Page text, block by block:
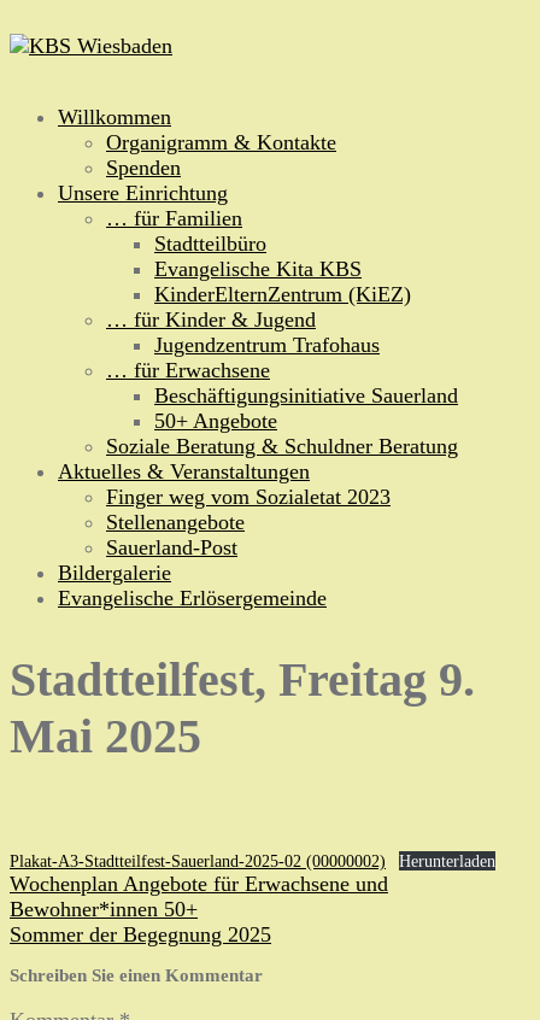
Inhalt
Willkommen
Organigramm & Kontakte
Spenden
Unsere Einrichtung
… für Familien
Stadtteilbüro
Evangelische Kita KBS
KinderElternZentrum (KiEZ)
… für Kinder & Jugend
Jugendzentrum Trafohaus
… für Erwachsene
Beschäftigungsinitiative Sauerland
50+ Angebote
Soziale Beratung & Schuldner Beratung
Aktuelles & Veranstaltungen
Finger weg vom Sozialetat 2023
Stellenangebote
Sauerland-Post
Bildergalerie
Evangelische Erlösergemeinde
Stadtteilfest, Freitag 9.
Mai 2025
Plakat-A3-Stadtteilfest-Sauerland-2025-02 (00000002)
Herunterladen
Beitragsnavigation
Wochenplan Angebote für Erwachsene und
Bewohner*innen 50+
Sommer der Begegnung 2025
Schreiben Sie einen Kommentar